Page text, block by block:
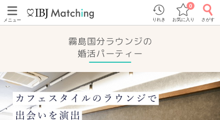
メニュー りれき お気に入り
0
さがす
霧島国分ラウンジの
婚活パーティー